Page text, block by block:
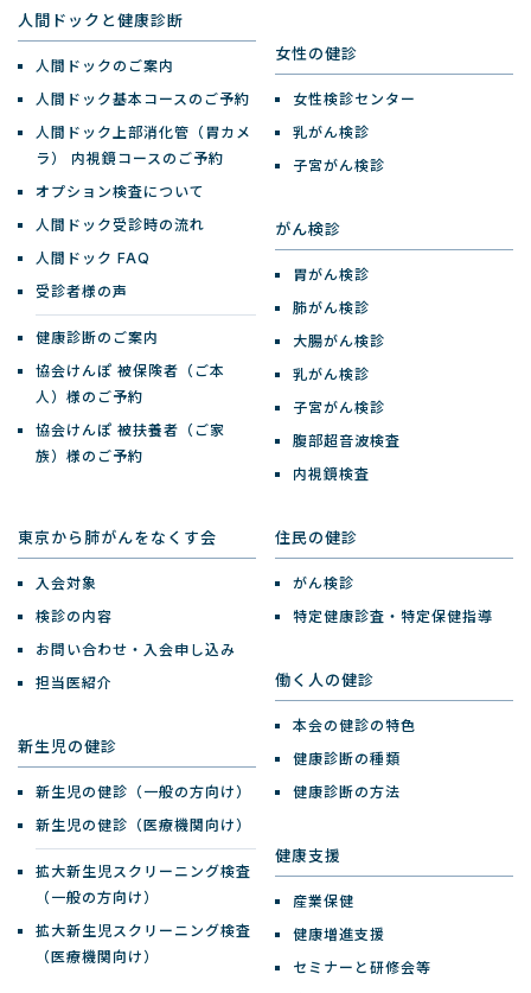
人間ドックと健康診断
人間ドックのご案内
人間ドック基本コースのご予約
人間ドック上部消化管（胃カメ
ラ）
内視鏡コースのご予約
オプション検査について
人間ドック受診時の流れ
人間ドック FAQ
受診者様の声
健康診断のご案内
協会けんぽ 被保険者（ご本
人）様のご予約
協会けんぽ 被扶養者（ご家
族）様のご予約
女性の健診
女性検診センター
乳がん検診
子宮がん検診
がん検診
胃がん検診
肺がん検診
大腸がん検診
乳がん検診
子宮がん検診
腹部超音波検査
内視鏡検査
東京から肺がんをなくす会
入会対象
検診の内容
お問い合わせ・入会申し込み
担当医紹介
新生児の健診
新生児の健診（一般の方向け）
新生児の健診（医療機関向け）
拡大新生児スクリーニング検査
（一般の方向け）
拡大新生児スクリーニング検査
（医療機関向け）
住民の健診
がん検診
特定健康診査・特定保健指導
働く人の健診
本会の健診の特色
健康診断の種類
健康診断の方法
健康支援
産業保健
健康増進支援
セミナーと研修会等